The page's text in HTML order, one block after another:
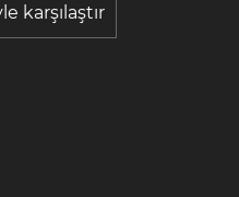
karşılaştır